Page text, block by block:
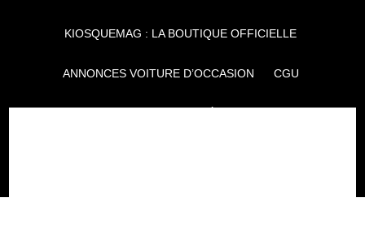
KIOSQUEMAG : LA BOUTIQUE OFFICIELLE
ANNONCES VOITURE D’OCCASION CGU